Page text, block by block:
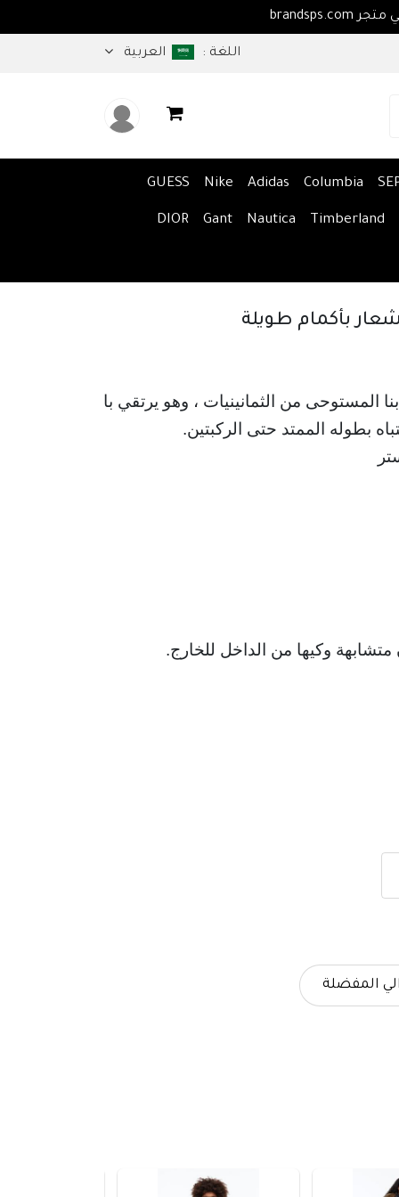
اهلا بكم في متجر brandsps.com
اللغة : العربية
Columbia
Adidas
Nike
GUESS
Timberland
Nautica
Gant
DIOR
المستوحى من الثمانينيات ، وهو يرتقي بالراحة إلى
وكيها من الداخل للخارج.
المفضلة